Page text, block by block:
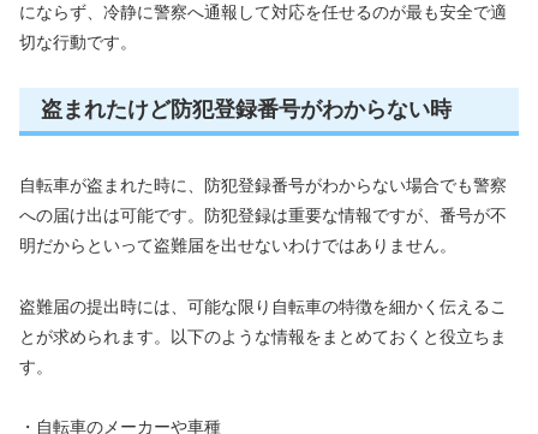
にならず、冷静に警察へ通報して対応を任せるのが最も安全で適
切な行動です。
盗まれたけど防犯登録番号がわからない時
自転車が盗まれた時に、防犯登録番号がわからない場合でも警察
への届け出は可能です。防犯登録は重要な情報ですが、番号が不
明だからといって盗難届を出せないわけではありません。
盗難届の提出時には、可能な限り自転車の特徴を細かく伝えるこ
とが求められます。以下のような情報をまとめておくと役立ちま
す。
・自転車のメーカーや車種